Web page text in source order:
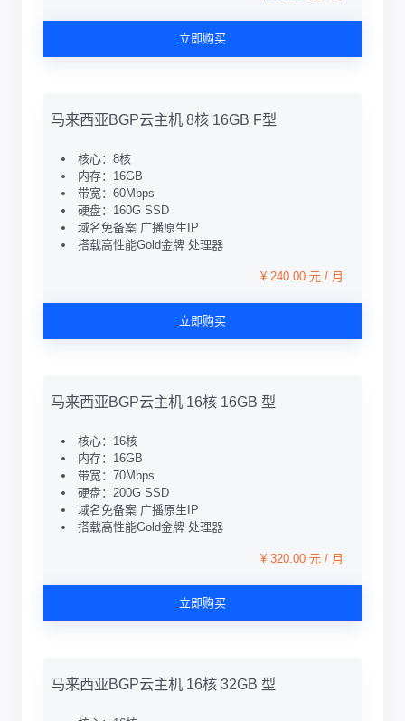
立即购买
马来西亚BGP云主机 8核 16GB F型
核心：8核
内存：16GB
带宽：60Mbps
硬盘：160G SSD
域名免备案 广播原生IP
搭载高性能Gold金牌 处理器
¥ 240.00 元 / 月
立即购买
马来西亚BGP云主机 16核 16GB 型
核心：16核
内存：16GB
带宽：70Mbps
硬盘：200G SSD
域名免备案 广播原生IP
搭载高性能Gold金牌 处理器
¥ 320.00 元 / 月
立即购买
马来西亚BGP云主机 16核 32GB 型